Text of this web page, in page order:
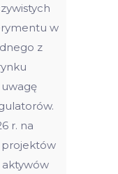
w
z
r. na
projektów
aktywów